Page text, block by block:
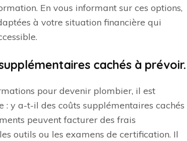
En vous informant sur ces options,
à votre situation financière qui
cachés à prévoir.
pour devenir plombier, il est
: y a-t-il des coûts supplémentaires cachés
peuvent facturer des frais
outils ou les examens de certification. Il